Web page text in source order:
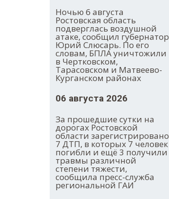
Ночью 6 августа
Ростовская область
подверглась воздушной
атаке, сообщил губернатор
Юрий Слюсарь. По его
словам, БПЛА уничтожили
в Чертковском,
Тарасовском и Матвеево-
Курганском районах
06 августа 2026
За прошедшие сутки на
дорогах Ростовской
области зарегистрировано
7 ДТП, в которых 7 человек
погибли и ещё 3 получили
травмы различной
степени тяжести,
сообщила пресс-служба
региональной ГАИ